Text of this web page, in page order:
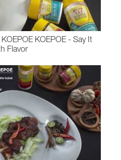
KOEPOE - Say It
Flavor